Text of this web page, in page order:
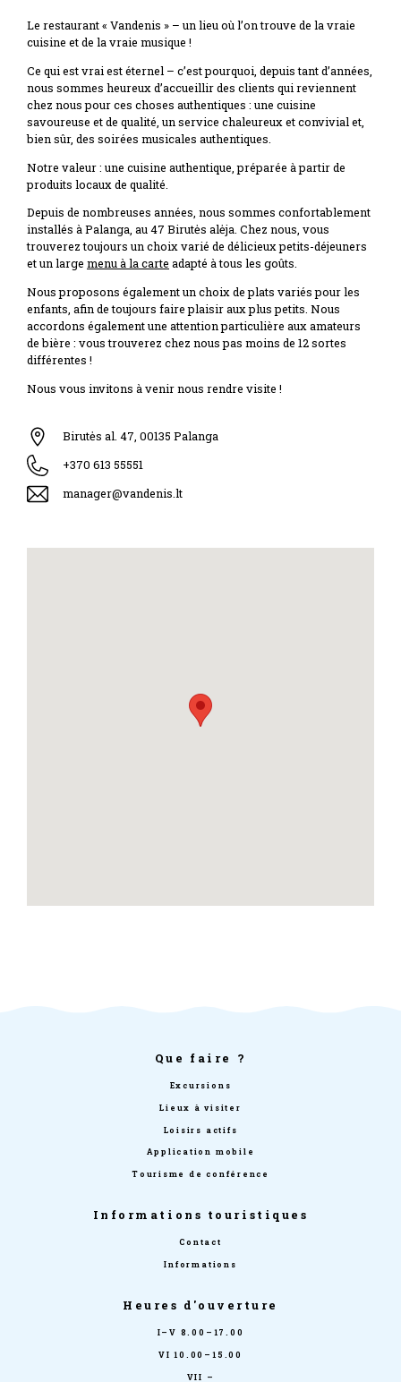
Le restaurant « Vandenis » – un lieu où l’on trouve de la vraie
cuisine et de la vraie musique !
Ce qui est vrai est éternel – c’est pourquoi, depuis tant d’années,
nous sommes heureux d’accueillir des clients qui reviennent
chez nous pour ces choses authentiques : une cuisine
savoureuse et de qualité, un service chaleureux et convivial et,
bien sûr, des soirées musicales authentiques.
Notre valeur : une cuisine authentique, préparée à partir de
produits locaux de qualité.
Depuis de nombreuses années, nous sommes confortablement
installés à Palanga, au 47 Birutės alėja. Chez nous, vous
trouverez toujours un choix varié de délicieux petits-déjeuners
et un large menu à la carte adapté à tous les goûts.
Nous proposons également un choix de plats variés pour les
enfants, afin de toujours faire plaisir aux plus petits. Nous
accordons également une attention particulière aux amateurs
de bière : vous trouverez chez nous pas moins de 12 sortes
différentes !
Nous vous invitons à venir nous rendre visite !
Birutės al. 47, 00135 Palanga
+370 613 55551
manager@vandenis.lt
Que faire ?
Excursions
Lieux à visiter
Loisirs actifs
Application mobile
Tourisme de conférence
Informations touristiques
Contact
Informations
Heures d'ouverture
I–V 8.00–17.00
VI 10.00–15.00
VII –